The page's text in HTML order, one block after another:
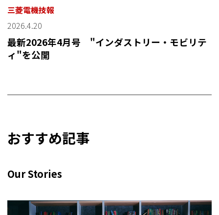
三菱電機技報
2026.4.20
最新2026年4月号 "インダストリー・モビリテ
ィ"を公開
おすすめ記事
Our Stories